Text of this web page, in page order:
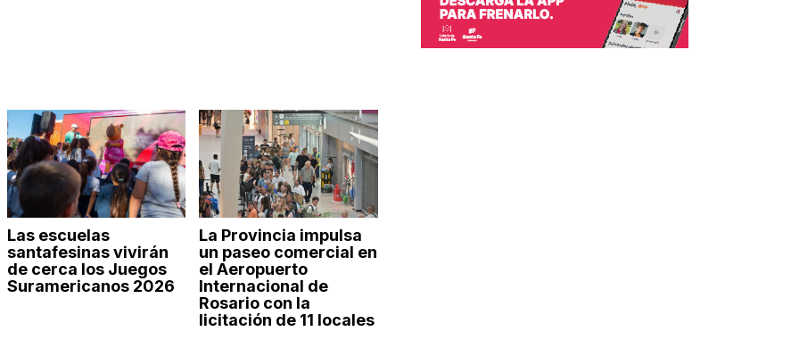
Las escuelas
santafesinas vivirán
de cerca los Juegos
Suramericanos 2026
La Provincia impulsa
un paseo comercial en
el Aeropuerto
Internacional de
Rosario con la
licitación de 11 locales